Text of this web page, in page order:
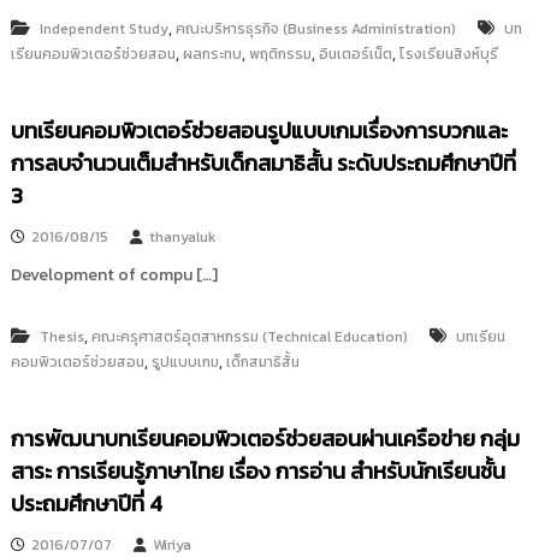
น
วิ
ย
Independent Study,คณะบริหารธุรกิจ (Business Administration)
บท
เรียนคอมพิวเตอร์ช่วยสอน,ผลกระทบ,พฤติกรรม,อินเตอร์เน็ต,โรงเรียนสิงห์บุรี
บทเรียนคอมพิวเตอร์ช่วยสอนรูปแบบเกมเรื่องการบวกและ
การลบจำนวนเต็มสำหรับเด็กสมาธิสั้น ระดับประถมศึกษาปีที่
3
2016/08/15 thanyaluk
Development of compu […]
Thesis,คณะครุศาสตร์อุตสาหกรรม (Technical Education)
บทเรียน
คอมพิวเตอร์ช่วยสอน, รูปแบบเกม,เด็กสมาธิสั้น
การพัฒนาบทเรียนคอมพิวเตอร์ช่วยสอนผ่านเครือข่าย กลุ่ม
สาระ การเรียนรู้ภาษาไทย เรื่อง การอ่าน สำหรับนักเรียนชั้น
ประถมศึกษาปีที่ 4
2016/07/07 Wiriya